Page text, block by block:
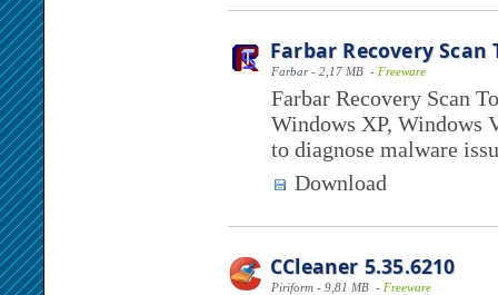
Farbar Recovery Scan
Farbar - 2,17 MB - Freeware
Farbar Recovery Scan
Windows XP, Windows
to diagnose malware
Download
CCleaner 5.35.6210
Piriform - 9,81 MB - Freeware